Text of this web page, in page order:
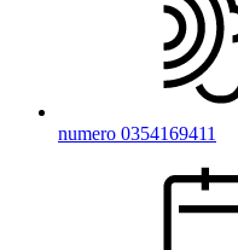
numero 0354169411